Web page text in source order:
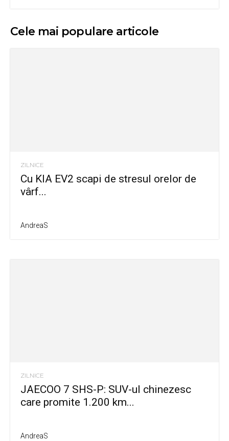
Cele mai populare articole
ZILNICE
Cu KIA EV2 scapi de stresul orelor de
vârf...
AndreaS
ZILNICE
JAECOO 7 SHS-P: SUV-ul chinezesc
care promite 1.200 km...
AndreaS